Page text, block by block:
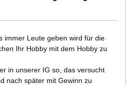
immer Leute geben wird für die
Ihr Hobby mit dem Hobby zu
in unserer IG so, das versucht
nach später mit Gewinn zu